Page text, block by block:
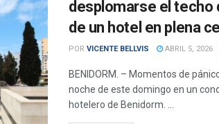
desplomarse el techo
de un hotel en plena
POR VICENTE BELLVIS ABRIL 5, 2026
BENIDORM. – Momentos de
noche de este domingo en un
hotelero de Benidorm. ...